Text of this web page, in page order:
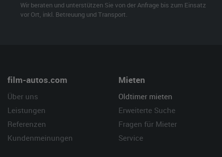
Wir beraten und unterstützen Sie von der Anfrage bis zum Einsatz
vor Ort, inkl. Betreuung und Transport.
film-autos.com
Über uns
Leistungen
Referenzen
Kundenmeinungen
Mieten
Oldtimer mieten
Erweiterte Suche
Fragen für Mieter
Service